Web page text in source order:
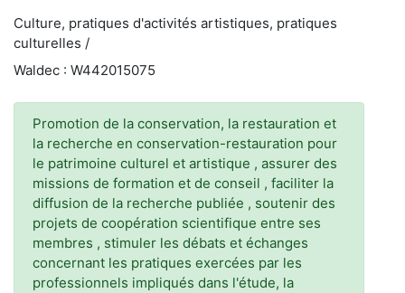
Culture, pratiques d'activités artistiques, pratiques
culturelles /
Waldec : W442015075
Promotion de la conservation, la restauration et
la recherche en conservation-restauration pour
le patrimoine culturel et artistique , assurer des
missions de formation et de conseil , faciliter la
diffusion de la recherche publiée , soutenir des
projets de coopération scientifique entre ses
membres , stimuler les débats et échanges
concernant les pratiques exercées par les
professionnels impliqués dans l'étude, la